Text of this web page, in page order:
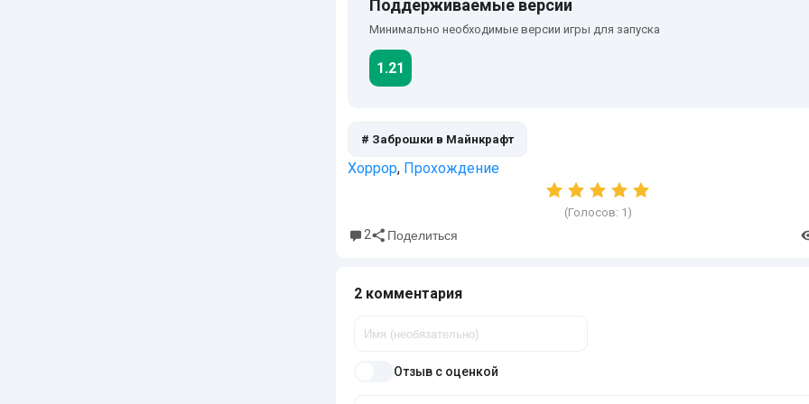
Поддерживаемые версии
Минимально необходимые версии игры для запуска
1.21
# Заброшки в Майнкрафт
Хоррор, Прохождение
(Голосов: 1 )
2 Поделиться
2 комментария
Отзыв с оценкой